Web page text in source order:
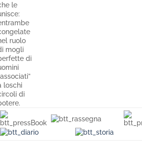
le
ruolo
mogli
di
loschi
di